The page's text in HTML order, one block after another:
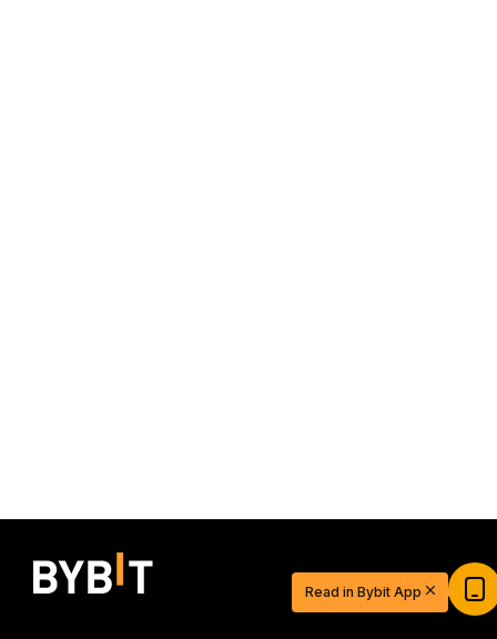
$20 USDT 助您从容开启交易之旅
立即注册并充值，$20 轻松到手 Read in Bybit App